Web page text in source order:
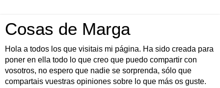
Cosas de Marga
Hola a todos los que visitais mi página. Ha sido creada para
poner en ella todo lo que creo que puedo compartir con
vosotros, no espero que nadie se sorprenda, sólo que
compartais vuestras opiniones sobre lo que más os guste.